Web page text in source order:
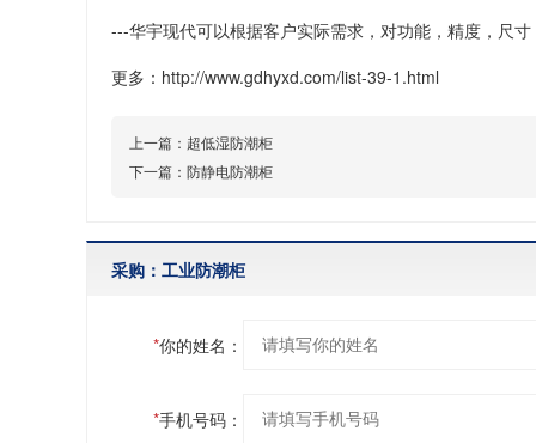
---华宇现代可以根据客户实际需求，对功能，精度，尺
更多：http://www.gdhyxd.com/list-39-1.html
上一篇： 超低湿防潮柜
下一篇： 防静电防潮柜
采购：工业防潮柜
*你的姓名：
*手机号码：